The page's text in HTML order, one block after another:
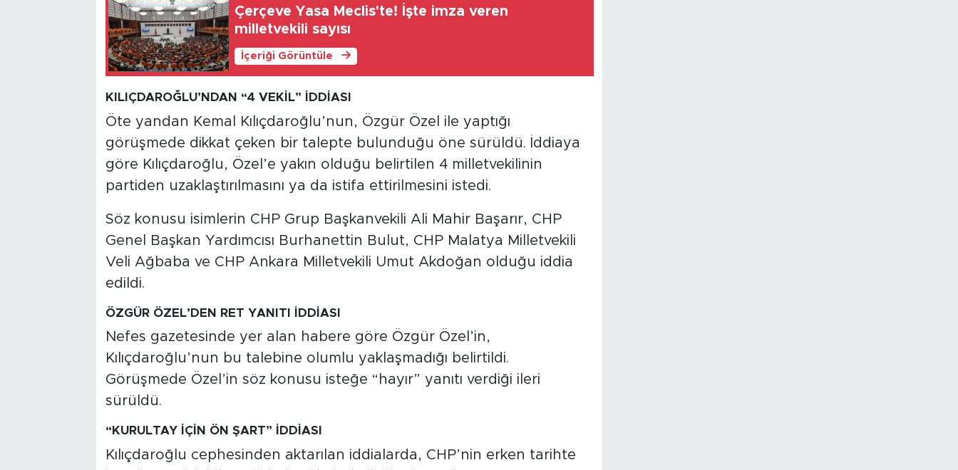
Çerçeve Yasa Meclis'te! İşte imza veren
milletvekili sayısı
İçeriği Görüntüle
KILIÇDAROĞLU’NDAN “4 VEKİL” İDDİASI
Öte yandan Kemal Kılıçdaroğlu’nun, Özgür Özel ile yaptığı
görüşmede dikkat çeken bir talepte bulunduğu öne sürüldü. İddiaya
göre Kılıçdaroğlu, Özel’e yakın olduğu belirtilen 4 milletvekilinin
partiden uzaklaştırılmasını ya da istifa ettirilmesini istedi.
Söz konusu isimlerin CHP Grup Başkanvekili Ali Mahir Başarır, CHP
Genel Başkan Yardımcısı Burhanettin Bulut, CHP Malatya Milletvekili
Veli Ağbaba ve CHP Ankara Milletvekili Umut Akdoğan olduğu iddia
edildi.
ÖZGÜR ÖZEL’DEN RET YANITI İDDİASI
Nefes gazetesinde yer alan habere göre Özgür Özel’in,
Kılıçdaroğlu’nun bu talebine olumlu yaklaşmadığı belirtildi.
Görüşmede Özel’in söz konusu isteğe “hayır” yanıtı verdiği ileri
sürüldü.
“KURULTAY İÇİN ÖN ŞART” İDDİASI
Kılıçdaroğlu cephesinden aktarılan iddialarda, CHP’nin erken tarihte